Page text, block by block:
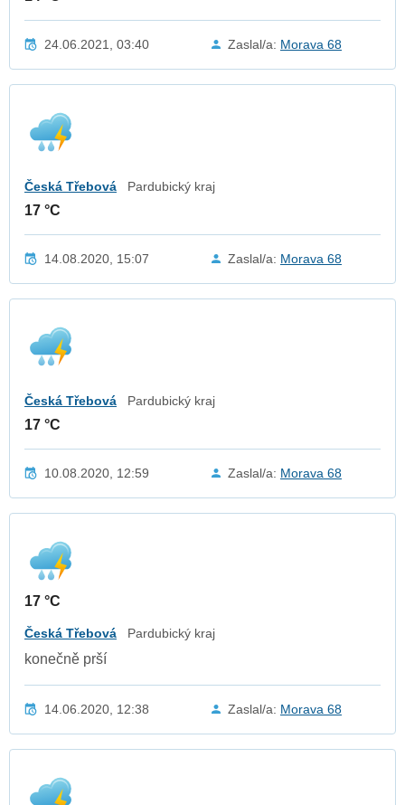
24.06.2021, 03:40 Zaslal/a: Morava 68
Česká Třebová Pardubický kraj
17 °C
14.08.2020, 15:07 Zaslal/a: Morava 68
Česká Třebová Pardubický kraj
17 °C
10.08.2020, 12:59 Zaslal/a: Morava 68
17 °C
Česká Třebová Pardubický kraj
konečně prší
14.06.2020, 12:38 Zaslal/a: Morava 68